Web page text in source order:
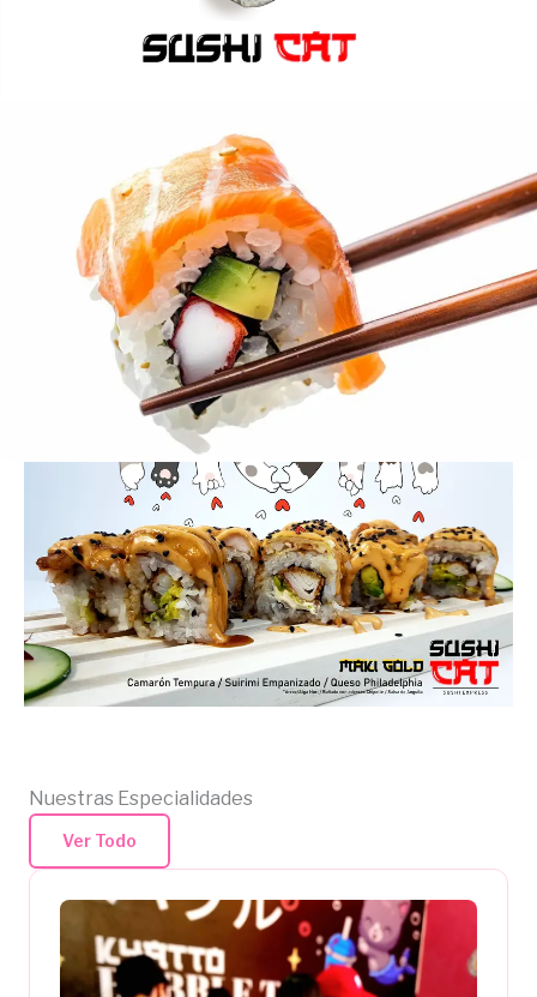
Nuestras Especialidades
Ver Todo